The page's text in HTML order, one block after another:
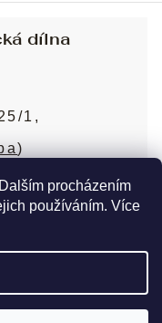
procházením
používáním. Více
dílna
1,
)
. Všechna práva
cookies